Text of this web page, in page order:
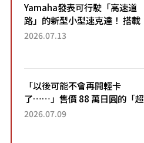
Yamaha發表可行駛「高速道
路」的新型小型速克達！ 搭載
能享受超強勁「渦輪感」的動
2026.07.13
「以後可能不會再開輕卡
了……」售價 88 萬日圓的「超
迷你輕型貨車」引發兩極評
2026.07.09